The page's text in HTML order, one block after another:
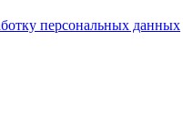
персональных данных